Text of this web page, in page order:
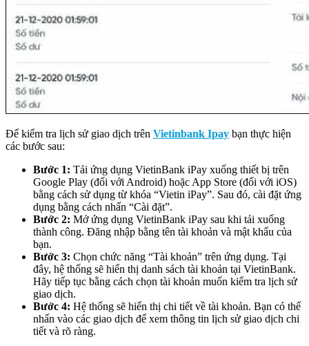
Để kiểm tra lịch sử giao dịch trên Vietinbank Ipay bạn thực hiện
các bước sau:
Bước 1: Tải ứng dụng VietinBank iPay xuống thiết bị trên
Google Play (đối với Android) hoặc App Store (đối với iOS)
bằng cách sử dụng từ khóa “Vietin iPay”. Sau đó, cài đặt ứng
dụng bằng cách nhấn “Cài đặt”.
Bước 2: Mở ứng dụng VietinBank iPay sau khi tải xuống
thành công. Đăng nhập bằng tên tài khoản và mật khẩu của
bạn.
Bước 3: Chọn chức năng “Tài khoản” trên ứng dụng. Tại
đây, hệ thống sẽ hiển thị danh sách tài khoản tại VietinBank.
Hãy tiếp tục bằng cách chọn tài khoản muốn kiểm tra lịch sử
giao dịch.
Bước 4: Hệ thống sẽ hiển thị chi tiết về tài khoản. Bạn có thể
nhấn vào các giao dịch để xem thông tin lịch sử giao dịch chi
tiết và rõ ràng.